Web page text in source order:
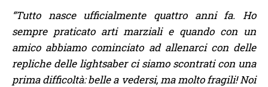
“Tutto nasce ufficialmente quattro anni fa. Ho
sempre praticato arti marziali e quando con un
amico abbiamo cominciato ad allenarci con delle
repliche delle lightsaber ci siamo scontrati con una
prima difficoltà: belle a vedersi, ma molto fragili! Noi